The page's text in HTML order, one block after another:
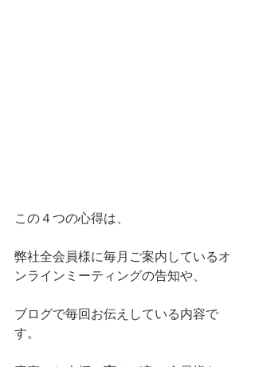
この４つの心得は、
弊社全会員様に毎月ご案内しているオ
ンラインミーティングの告知や、
ブログで毎回お伝えしている内容で
す。